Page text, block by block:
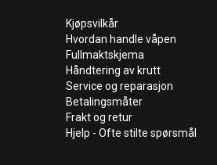
Kjøpsvilkår
Hvordan handle våpen
Fullmaktskjema
Håndtering av krutt
Service og reparasjon
Betalingsmåter
Frakt og retur
Hjelp - Ofte stilte spørsmål